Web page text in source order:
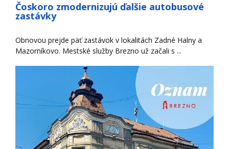
Čoskoro zmodernizujú ďalšie autobusové
zastávky
Obnovou prejde päť zastávok v lokalitách Zadné Halny a
Mazorníkovo. Mestské služby Brezno už začali s ...